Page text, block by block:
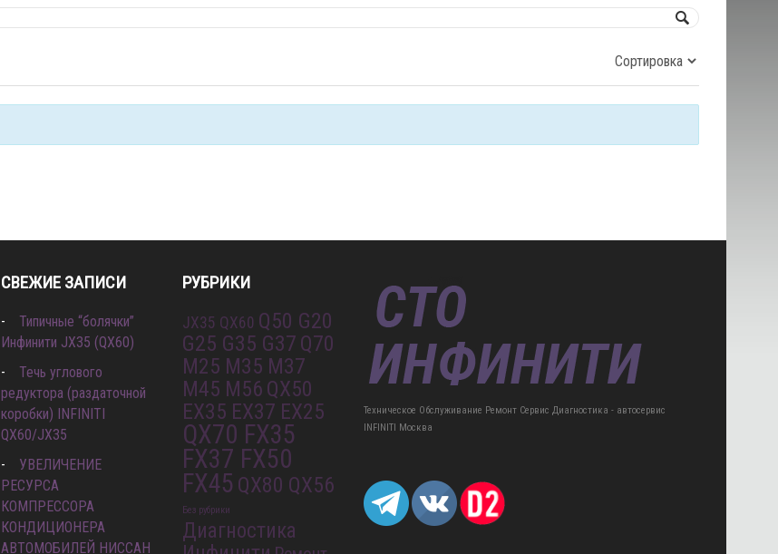
СВЕЖИЕ ЗАПИСИ
Типичные “болячки”
Инфинити JX35 (QX60)
Течь углового
редуктора (раздаточной
коробки) INFINITI
QX60/JX35
УВЕЛИЧЕНИЕ
РЕСУРСА
КОМПРЕССОРА
КОНДИЦИОНЕРА
АВТОМОБИЛЕЙ НИССАН
РУБРИКИ
JX35 QX60 Q50 G20
G25 G35 G37 Q70
M25 M35 M37
M45 M56 QX50
EX35 EX37 EX25
QX70 FX35
FX37 FX50
FX45 QX80 QX56
Без рубрики
Диагностика
Техническое Обслуживание Ремонт Сервис Диагностика - автосервис
INFINITI Москва